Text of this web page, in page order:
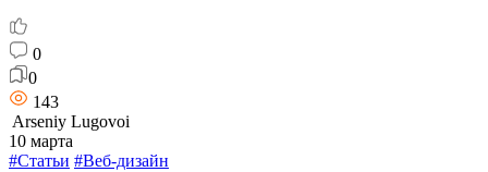
0
0
143
Arseniy Lugovoi
10 марта
#Статьи #Веб-дизайн